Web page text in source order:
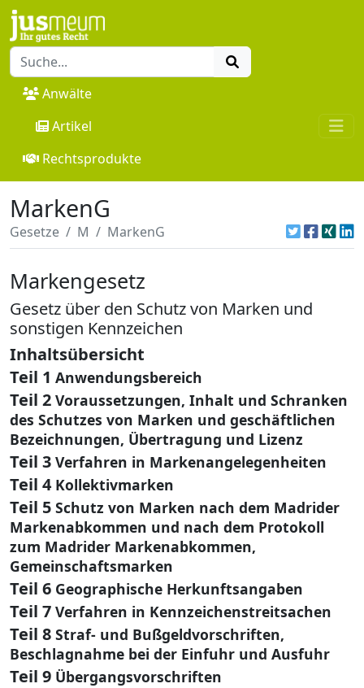
Anwälte
Artikel
Rechtsprodukte
MarkenG
Gesetze M MarkenG
Markengesetz
Gesetz über den Schutz von Marken und
sonstigen Kennzeichen
Inhaltsübersicht
Teil 1 Anwendungsbereich
Teil 2 Voraussetzungen, Inhalt und Schranken
des Schutzes von Marken und geschäftlichen
Bezeichnungen, Übertragung und Lizenz
Teil 3 Verfahren in Markenangelegenheiten
Teil 4 Kollektivmarken
Teil 5 Schutz von Marken nach dem Madrider
Markenabkommen und nach dem Protokoll
zum Madrider Markenabkommen,
Gemeinschaftsmarken
Teil 6 Geographische Herkunftsangaben
Teil 7 Verfahren in Kennzeichenstreitsachen
Teil 8 Straf- und Bußgeldvorschriften,
Beschlagnahme bei der Einfuhr und Ausfuhr
Teil 9 Übergangsvorschriften